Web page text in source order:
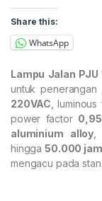
Share this:
WhatsApp
Lampu Jalan PJU
untuk penerangan
220VAC ,
power factor
aluminium alloy
hingga50.000 jam
mengacu pada